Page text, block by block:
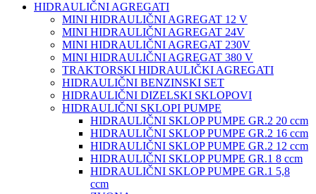
HIDRAULIČNI AGREGATI
MINI HIDRAULIČNI AGREGAT 12 V
MINI HIDRAULIČNI AGREGAT 24V
MINI HIDRAULIČNI AGREGAT 230V
MINI HIDRAULIČNI AGREGAT 380 V
TRAKTORSKI HIDRAULIČKI AGREGATI
HIDRAULIČNI BENZINSKI SET
HIDRAULIČNI DIZELSKI SKLOPOVI
HIDRAULIČNI SKLOPI PUMPE
HIDRAULIČNI SKLOP PUMPE GR.2 20 ccm
HIDRAULIČNI SKLOP PUMPE GR.2 16 ccm
HIDRAULIČNI SKLOP PUMPE GR.2 12 ccm
HIDRAULIČNI SKLOP PUMPE GR.1 8 ccm
HIDRAULIČNI SKLOP PUMPE GR.1 5,8
ccm